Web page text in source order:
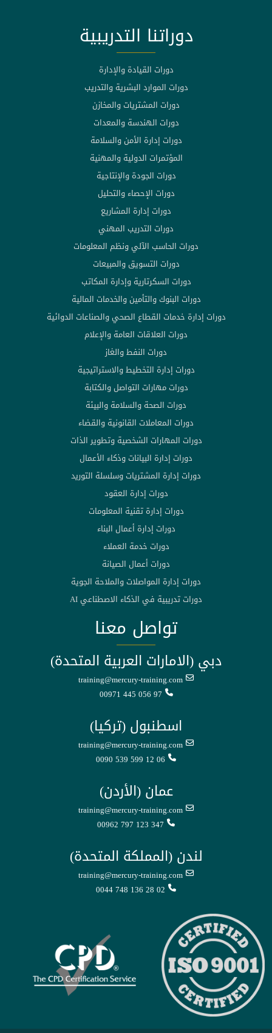
دوراتنا التدريبية
دورات القيادة والإدارة
دورات الموارد البشرية والتدريب
دورات المشتريات والمخازن
دورات الهندسة والمعدات
دورات إدارة الأمن والسلامة
المؤتمرات الدولية والمهنية
دورات الجودة والإنتاجية
دورات الإحصاء والتحليل
دورات إدارة المشاريع
دورات التدريب المهني
دورات الحاسب الآلي ونظم المعلومات
دورات التسويق والمبيعات
دورات السكرتارية وإدارة المكاتب
دورات البنوك والتأمين والخدمات المالية
دورات إدارة خدمات القطاع الصحي والصناعات الدوائية
دورات العلاقات العامة والإعلام
دورات النفط والغاز
دورات إدارة التخطيط والاستراتيجية
دورات مهارات التواصل والكتابة
دورات الصحة والسلامة والبيئة
دورات المعاملات القانونية والقضاء
دورات المهارات الشخصية وتطوير الذات
دورات إدارة البيانات وذكاء الأعمال
دورات إدارة المشتريات وسلسلة التوريد
دورات إدارة العقود
دورات إدارة تقنية المعلومات
دورات إدارة أعمال البناء
دورات خدمة العملاء
دورات أعمال الصيانة
دورات إدارة المواصلات والملاحة الجوية
دورات تدريبية في الذكاء الاصطناعي AI
تواصل معنا
دبي (الامارات العربية المتحدة)
training@mercury-training.com
00971 445 056 97
اسطنبول (تركيا)
training@mercury-training.com
0090 539 599 12 06
عمان (الأردن)
training@mercury-training.com
00962 797 123 347
لندن (المملكة المتحدة)
training@mercury-training.com
0044 748 136 28 02